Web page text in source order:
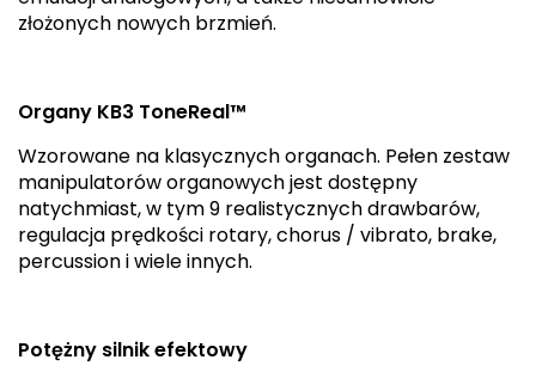
złożonych nowych brzmień.
Organy KB3 ToneReal™
Wzorowane na klasycznych organach. Pełen zestaw
manipulatorów organowych jest dostępny
natychmiast, w tym 9 realistycznych drawbarów,
regulacja prędkości rotary, chorus / vibrato, brake,
percussion i wiele innych.
Potężny silnik efektowy